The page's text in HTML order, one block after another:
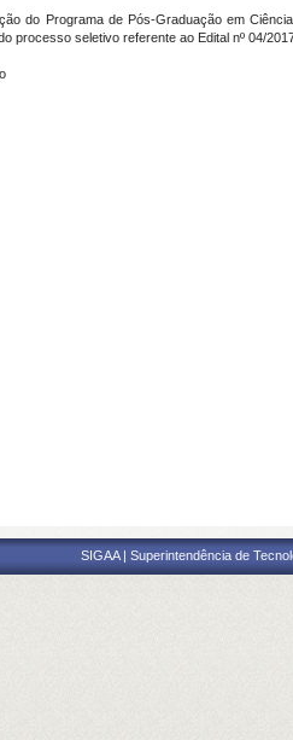
do Programa de Pós-Graduação em
processo seletivo referente ao Edital nº 04/
SIGAA | Superintendência de